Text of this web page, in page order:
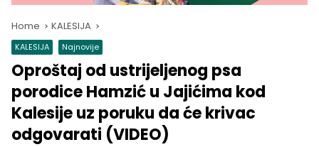
Home KALESIJA
KALESIJA Najnovije
Oproštaj od ustrijeljenog psa
porodice Hamzić u Jajićima kod
Kalesije uz poruku da će krivac
odgovarati (VIDEO)